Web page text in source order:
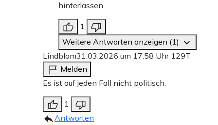
hinterlassen.
1
Weitere Antworten anzeigen (1)
Lindblom31.03.2026 um 17:58 Uhr 129T
Melden
Es ist auf jeden Fall nicht politisch.
1
Antworten